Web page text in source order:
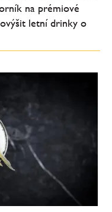
na prémiové
letní drinky o